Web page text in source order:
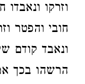
וזרקו ונאבדו
חובי והפטר
ונאבד קודם
הרשהו בכך